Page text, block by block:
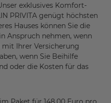
exklusives Komfort-
PRIVITA genügt höchsten
Hauses können Sie die
Anspruch nehmen, wenn
Ihrer Versicherung
wenn Sie Beihilfe
oder die Kosten für das